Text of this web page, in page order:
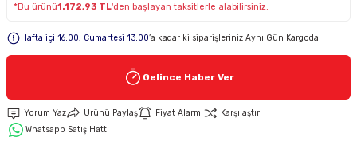
Keypad-Tuş Takımı Ürünler
Hırsız Alarm Aksesuarlar
*Bu ürünü1.172,93 TL'den başlayan taksitlerle alabilirsiniz.
Hafta içi 16:00, Cumartesi 13:00’a kadar ki siparişleriniz Aynı Gün Kargoda
Gelince Haber Ver
Yorum Yaz Ürünü Paylaş Fiyat Alarmı
Karşılaştır
Whatsapp Satış Hattı